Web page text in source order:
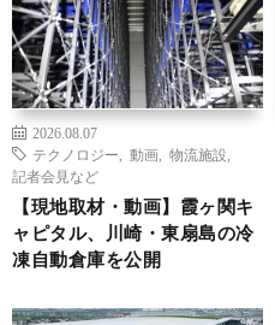
2026.08.07
テクノロジー
動画 物流施設
記者会見など
【現地取材・動画】霞ヶ関キ
ャピタル、川崎・東扇島の冷
凍自動倉庫を公開